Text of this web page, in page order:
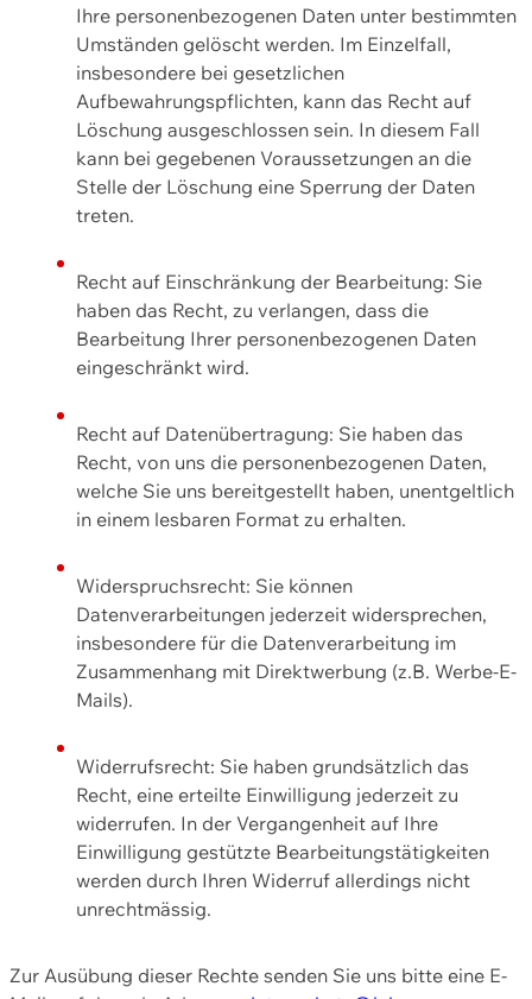
Ihre personenbezogenen Daten unter bestimmten
Umständen gelöscht werden. Im Einzelfall,
insbesondere bei gesetzlichen
Aufbewahrungspflichten, kann das Recht auf
Löschung ausgeschlossen sein. In diesem Fall
kann bei gegebenen Voraussetzungen an die
Stelle der Löschung eine Sperrung der Daten
treten.
Recht auf Einschränkung der Bearbeitung: Sie
haben das Recht, zu verlangen, dass die
Bearbeitung Ihrer personenbezogenen Daten
eingeschränkt wird.
Recht auf Datenübertragung: Sie haben das
Recht, von uns die personenbezogenen Daten,
welche Sie uns bereitgestellt haben, unentgeltlich
in einem lesbaren Format zu erhalten.
Widerspruchsrecht: Sie können
Datenverarbeitungen jederzeit widersprechen,
insbesondere für die Datenverarbeitung im
Zusammenhang mit Direktwerbung (z.B. Werbe-E-
Mails).
Widerrufsrecht: Sie haben grundsätzlich das
Recht, eine erteilte Einwilligung jederzeit zu
widerrufen. In der Vergangenheit auf Ihre
Einwilligung gestützte Bearbeitungstätigkeiten
werden durch Ihren Widerruf allerdings nicht
unrechtmässig.
Zur Ausübung dieser Rechte senden Sie uns bitte eine E-